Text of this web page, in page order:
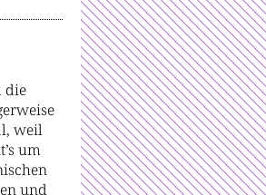
die
weil
um
und